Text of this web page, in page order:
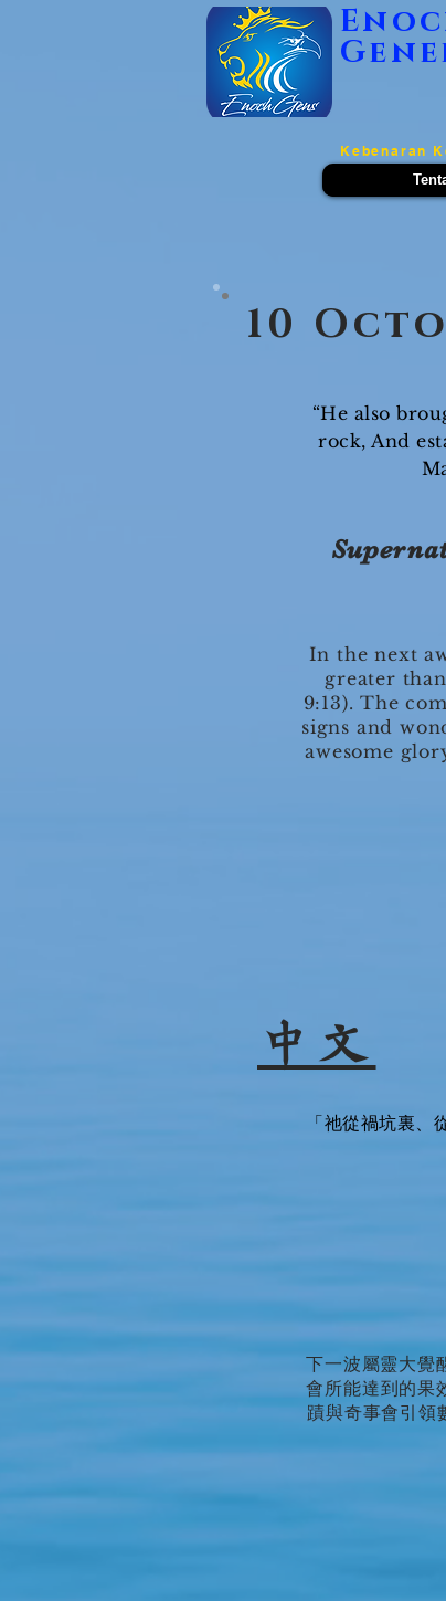
Kebenaran
10
“He also
rock, And
In the next
greater
9:13). The
signs and
awesome
中文
「祂從禍坑裏
下一波屬靈大
會所能達到的果
蹟與奇事會引領